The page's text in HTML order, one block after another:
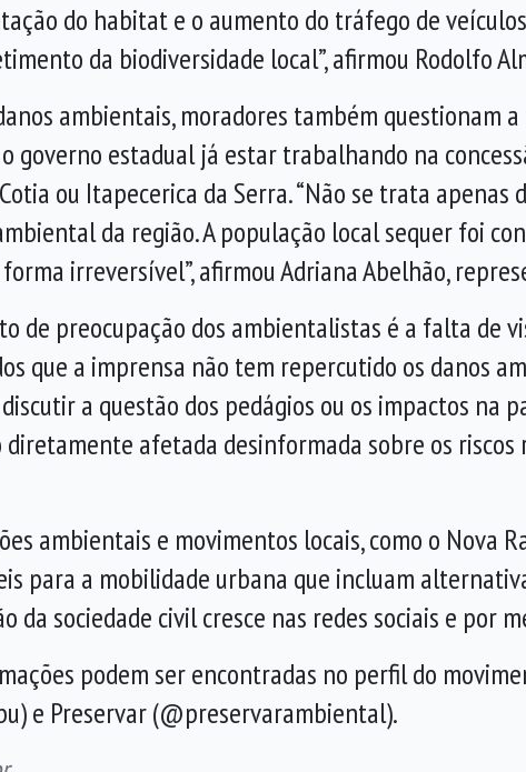
do habitat e o aumento do tráfego de
da biodiversidade local”, afirmou Rodolfo
ambientais, moradores também
governo estadual já estar trabalhando na
ou Itapecerica da Serra. “Não se trata
da região. A população local sequer foi
irreversível”, afirmou Adriana Abelhão,
de preocupação dos ambientalistas é a falta de
que a imprensa não tem repercutido os danos
a questão dos pedágios ou os impactos na
afetada desinformada sobre os riscos
ambientais e movimentos locais, como o Nova
para a mobilidade urbana que incluam
da sociedade civil cresce nas redes sociais e por
podem ser encontradas no perfil do
e Preservar (@preservarambiental).